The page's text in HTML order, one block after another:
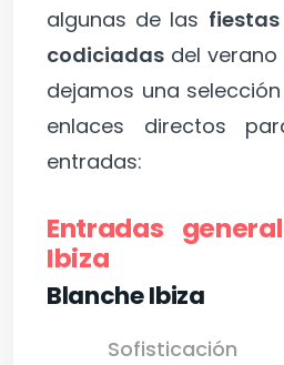
algunas de las
codiciadas del
dejamos una
enlaces directos
entradas:
Entradas
Ibiza
Blanche Ibiza